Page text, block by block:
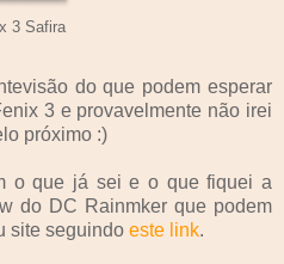
3 Safira
do que podem esperar
3 e provavelmente não irei
próximo :)
o que já sei e o que fiquei a
do DC Rainmker que podem
site seguindo este link.